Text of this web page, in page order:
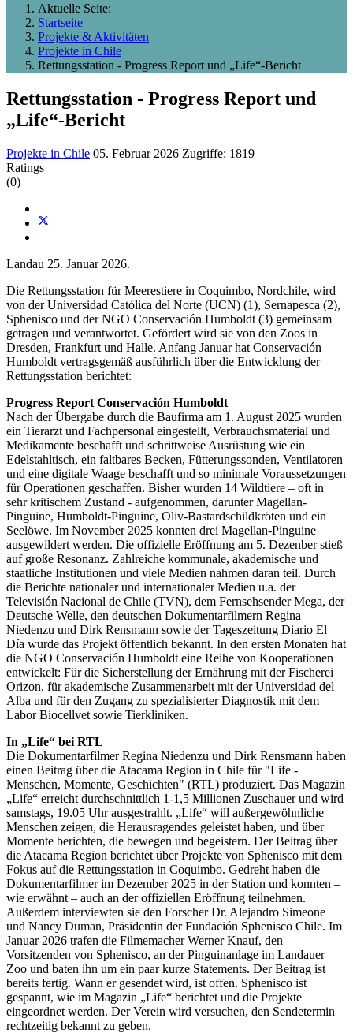
Aktuelle Seite:
Startseite
Projekte & Aktivitäten
Projekte in Chile
Rettungsstation - Progress Report und „Life“-Bericht
Rettungsstation - Progress Report und
„Life“-Bericht
Projekte in Chile 05. Februar 2026 Zugriffe: 1819
Ratings
(0)
Landau 25. Januar 2026.
Die Rettungsstation für Meerestiere in Coquimbo, Nordchile, wird
von der Universidad Católica del Norte (UCN) (1), Sernapesca (2),
Sphenisco und der NGO Conservación Humboldt (3) gemeinsam
getragen und verantwortet. Gefördert wird sie von den Zoos in
Dresden, Frankfurt und Halle. Anfang Januar hat Conservación
Humboldt vertragsgemäß ausführlich über die Entwicklung der
Rettungsstation berichtet:
Progress Report Conservación Humboldt
Nach der Übergabe durch die Baufirma am 1. August 2025 wurden
ein Tierarzt und Fachpersonal eingestellt, Verbrauchsmaterial und
Medikamente beschafft und schrittweise Ausrüstung wie ein
Edelstahltisch, ein faltbares Becken, Fütterungssonden, Ventilatoren
und eine digitale Waage beschafft und so minimale Voraussetzungen
für Operationen geschaffen. Bisher wurden 14 Wildtiere – oft in
sehr kritischem Zustand - aufgenommen, darunter Magellan-
Pinguine, Humboldt-Pinguine, Oliv-Bastardschildkröten und ein
Seelöwe. Im November 2025 konnten drei Magellan-Pinguine
ausgewildert werden. Die offizielle Eröffnung am 5. Dezenber stieß
auf große Resonanz. Zahlreiche kommunale, akademische und
staatliche Institutionen und viele Medien nahmen daran teil. Durch
die Berichte nationaler und internationaler Medien u.a. der
Televisión Nacional de Chile (TVN), dem Fernsehsender Mega, der
Deutsche Welle, den deutschen Dokumentarfilmern Regina
Niedenzu und Dirk Rensmann sowie der Tageszeitung Diario El
Día wurde das Projekt öffentlich bekannt. In den ersten Monaten hat
die NGO Conservación Humboldt eine Reihe von Kooperationen
entwickelt: Für die Sicherstellung der Ernährung mit der Fischerei
Orizon, für akademische Zusammenarbeit mit der Universidad del
Alba und für den Zugang zu spezialisierter Diagnostik mit dem
Labor Biocellvet sowie Tierkliniken.
In „Life“ bei RTL
Die Dokumentarfilmer Regina Niedenzu und Dirk Rensmann haben
einen Beitrag über die Atacama Region in Chile für "Life -
Menschen, Momente, Geschichten" (RTL) produziert. Das Magazin
„Life“ erreicht durchschnittlich 1-1,5 Millionen Zuschauer und wird
samstags, 19.05 Uhr ausgestrahlt. „Life“ will außergewöhnliche
Menschen zeigen, die Herausragendes geleistet haben, und über
Momente berichten, die bewegen und begeistern. Der Beitrag über
die Atacama Region berichtet über Projekte von Sphenisco mit dem
Fokus auf die Rettungsstation in Coquimbo. Gedreht haben die
Dokumentarfilmer im Dezember 2025 in der Station und konnten –
wie erwähnt – auch an der offiziellen Eröffnung teilnehmen.
Außerdem interviewten sie den Forscher Dr. Alejandro Simeone
und Nancy Duman, Präsidentin der Fundación Sphenisco Chile. Im
Januar 2026 trafen die Filmemacher Werner Knauf, den
Vorsitzenden von Sphenisco, an der Pinguinanlage im Landauer
Zoo und baten ihn um ein paar kurze Statements. Der Beitrag ist
bereits fertig. Wann er gesendet wird, ist offen. Sphenisco ist
gespannt, wie im Magazin „Life“ berichtet und die Projekte
eingeordnet werden. Der Verein wird versuchen, den Sendetermin
rechtzeitig bekannt zu geben.